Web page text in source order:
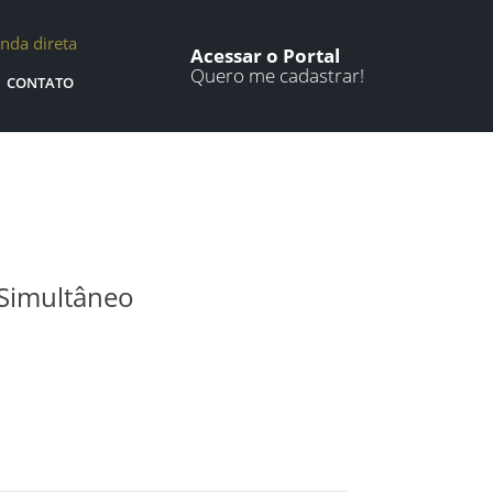
direta
CONTATO
Acessar o Portal
Quero me cadastrar!